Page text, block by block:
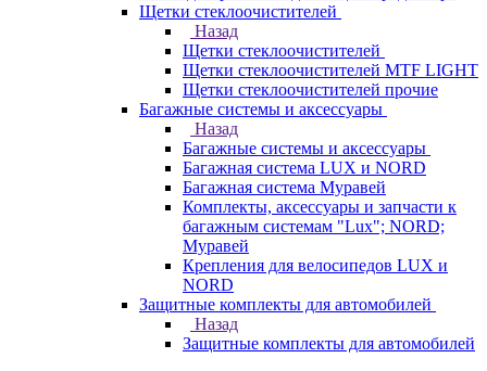
Щетки стеклоочистителей
Назад
Щетки стеклоочистителей
Щетки стеклоочистителей MTF LIGHT
Щетки стеклоочистителей прочие
Багажные системы и аксессуары
Назад
Багажные системы и аксессуары
Багажная система LUX и NORD
Багажная система Муравей
Комплекты, аксессуары и запчасти к
багажным системам "Lux"; NORD;
Муравей
Крепления для велосипедов LUX и
NORD
Защитные комплекты для автомобилей
Назад
Защитные комплекты для автомобилей